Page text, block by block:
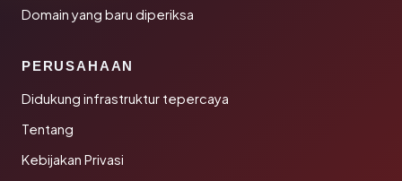
Domain yang baru diperiksa
PERUSAHAAN
Didukung infrastruktur tepercaya
Tentang
Kebijakan Privasi